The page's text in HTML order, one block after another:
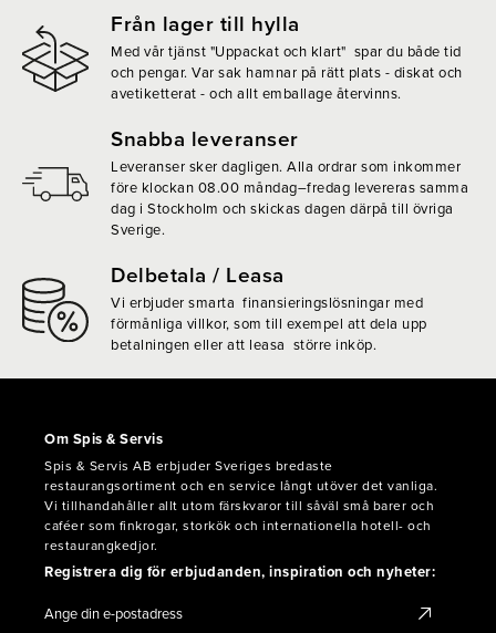
Från lager till hylla
Med vår tjänst "Uppackat och klart" spar du både tid
och pengar. Var sak hamnar på rätt plats - diskat och
avetiketterat - och allt emballage återvinns.
Snabba leveranser
Leveranser sker dagligen. Alla ordrar som inkommer
före klockan 08.00 måndag–fredag levereras samma
dag i Stockholm och skickas dagen därpå till övriga
Sverige.
Delbetala / Leasa
Vi erbjuder smarta finansieringslösningar med
förmånliga villkor, som till exempel att dela upp
betalningen eller att leasa större inköp.
Om Spis & Servis
Spis & Servis AB erbjuder Sveriges bredaste
restaurangsortiment och en service långt utöver det vanliga.
Vi tillhandahåller allt utom färskvaror till såväl små barer och
caféer som finkrogar, storkök och internationella hotell- och
restaurangkedjor.
Registrera dig för erbjudanden, inspiration och nyheter: